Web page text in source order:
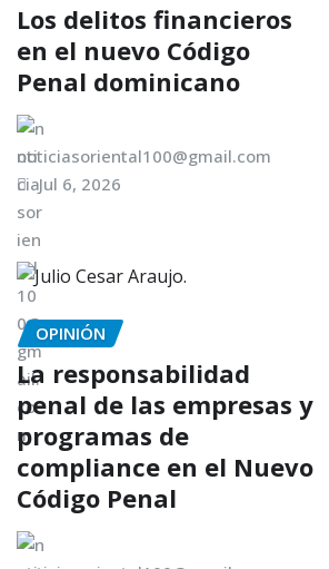
Los delitos financieros
en el nuevo Código
Penal dominicano
noticiasoriental100@gmail.com
Jul 6, 2026
OPINIÓN
La responsabilidad
penal de las empresas y
programas de
compliance en el Nuevo
Código Penal